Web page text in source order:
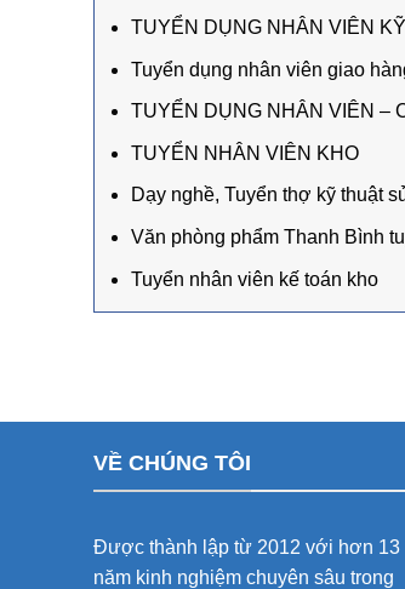
TUYỂN DỤNG NHÂN VIÊN
Tuyển dụng nhân viên giao
TUYỂN DỤNG NHÂN VIÊN –
TUYỂN NHÂN VIÊN KHO
Dạy nghề, Tuyển thợ kỹ thuật
Văn phòng phẩm Thanh Bình
Tuyển nhân viên kế toán kho
VỀ CHÚNG TÔI
Được thành lập từ 2012 với hơn 13
năm kinh nghiệm chuyên sâu trong